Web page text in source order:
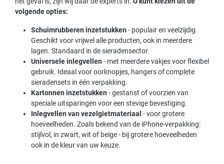
volgende opties:
Schuimrubberen inzetstukken - populair en veelzijdig.
Geschikt voor vrijwel alle producten, ook in meerdere
lagen. Standaard in de sieradensector.
Universele inlegvellen - met meerdere vakjes voor flexibel
gebruik. Ideaal voor oorknopjes, hangers of complete
sieradensets in één verpakking.
Kartonnen inzetstukken - gestanst of voorzien van
speciale uitsparingen voor een stevige bevestiging.
Inlegvellen van vezelgietmateriaal - voor grotere
hoeveelheden. Zoals bekend van de iPhone-verpakking:
stijlvol, in zwart, wit of beige - bij grotere hoeveelheden
ook in de kleur van uw keuze.